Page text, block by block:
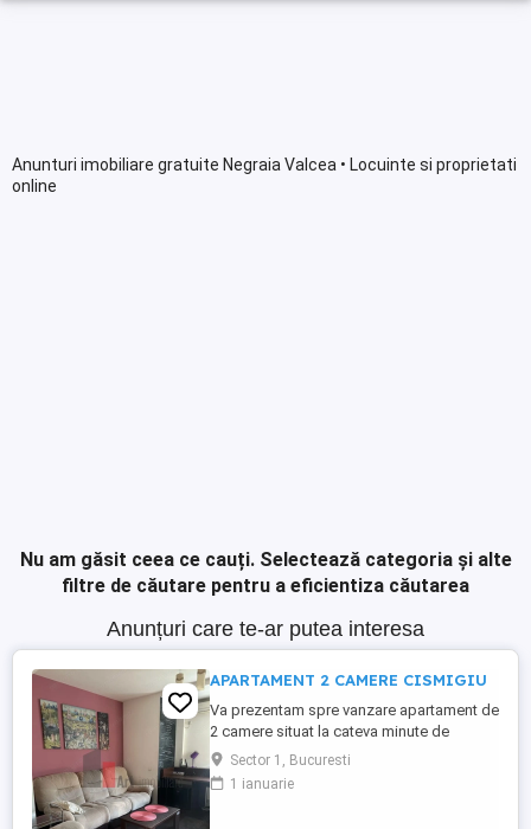
Anunturi imobiliare gratuite Negraia Valcea • Locuinte si proprietati
online
Nu am găsit ceea ce cauți. Selectează categoria și alte
filtre de căutare pentru a eficientiza căutarea
Anunțuri care te-ar putea interesa
APARTAMENT 2 CAMERE CISMIGIU
Va prezentam spre vanzare apartament de
2 camere situat la cateva minute de
Cismigiu. Apartamentul este situat la etajul
2 al unui bloc de 4 etaje, blocul avand lift.
locuinta are 2 camere spatioase ,
Sector 1, Bucuresti
1 ianuarie